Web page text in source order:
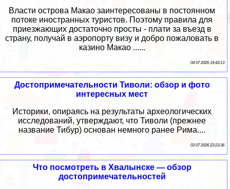
Власти острова Макао заинтересованы в постоянном
потоке иностранных туристов. Поэтому правила для
приезжающих достаточно просты - плати за въезд в
страну, получай в аэропорту визу и добро пожаловать в
казино Макао ......
04 07 2026 19:43:13
Достопримечательности Тиволи: обзор и фото
интересных мест
Историки, опираясь на результаты археологических
исследований, утверждают, что Тиволи (прежнее
название Тибур) основан немного ранее Рима....
03 07 2026 23:23:36
Что посмотреть в Хвалынске — обзор
достопримечательностей